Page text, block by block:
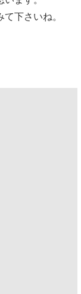
下さいね。